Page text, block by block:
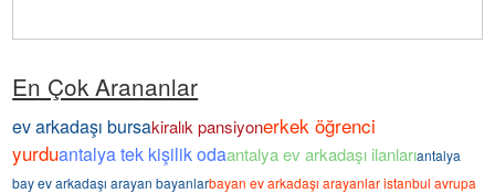
En Çok Arananlar
ev arkadaşı bursakiralık pansiyonerkek öğrenci
yurduantalya tek kişilik odaantalya ev arkadaşı ilanlarıantalya
bay ev arkadaşı arayan bayanlarbayan ev arkadaşı arayanlar istanbul avrupa